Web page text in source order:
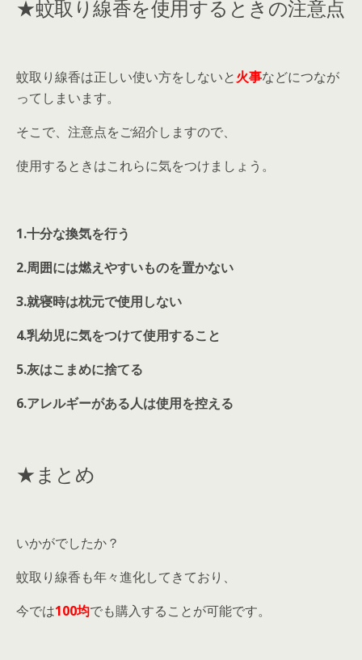
★蚊取り線香を使用するときの注意点
蚊取り線香は正しい使い方をしないと火事などにつなが
ってしまいます。
そこで、注意点をご紹介しますので、
使用するときはこれらに気をつけましょう。
1.十分な換気を行う
2.周囲には燃えやすいものを置かない
3.就寝時は枕元で使用しない
4.乳幼児に気をつけて使用すること
5.灰はこまめに捨てる
6.アレルギーがある人は使用を控える
★まとめ
いかがでしたか？
蚊取り線香も年々進化してきており、
今では100均でも購入することが可能です。